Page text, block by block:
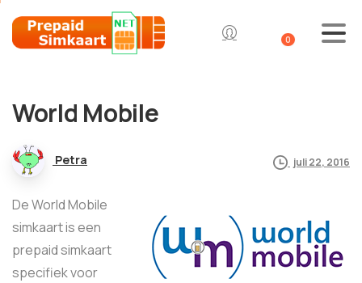
0
World Mobile
Petra juli 22, 2016
De World Mobile
simkaart is een
prepaid simkaart
specifiek voor